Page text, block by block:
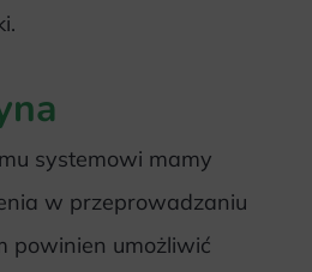
systemowi mamy
w przeprowadzaniu
powinien umożliwić